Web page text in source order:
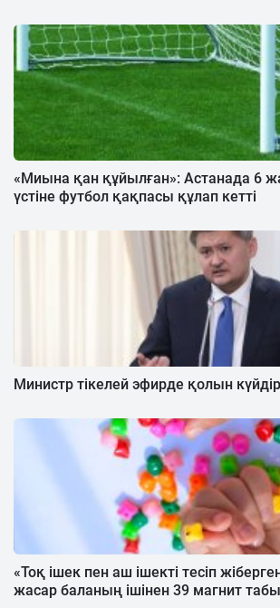
«Миына қан құйылған»: Астанада 6
үстіне футбол қақпасы құлап кетті
Министр тікелей эфирде қолын
«Тоқ ішек пен аш ішекті тесіп
жасар баланың ішінен 39 магнит